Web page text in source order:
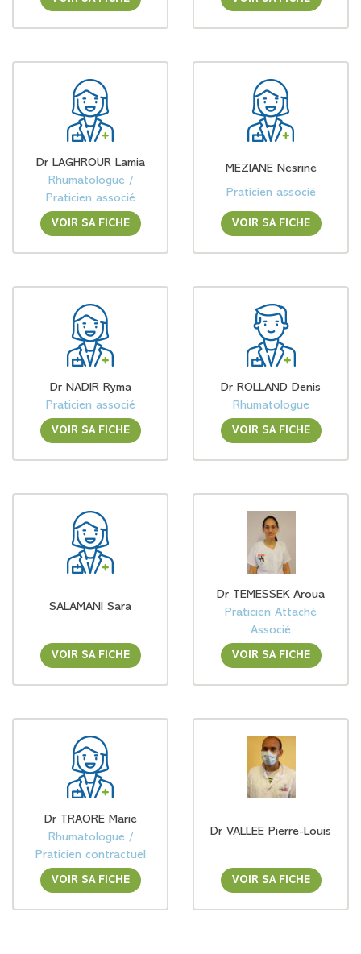
Dr LAGHROUR Lamia
Rhumatologue /
Praticien associé
VOIR SA FICHE
MEZIANE Nesrine
Praticien associé
VOIR SA FICHE
Dr NADIR Ryma
Praticien associé
VOIR SA FICHE
Dr ROLLAND Denis
Rhumatologue
VOIR SA FICHE
SALAMANI Sara
VOIR SA FICHE
Dr TEMESSEK Aroua
Praticien Attaché
Associé
VOIR SA FICHE
Dr TRAORE Marie
Rhumatologue /
Praticien contractuel
VOIR SA FICHE
Dr VALLEE Pierre-Louis
VOIR SA FICHE